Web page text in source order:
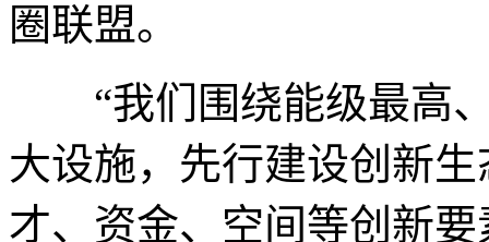
圈联盟。
“我们围绕能级最高、
大设施，先行建设创新
才、资金、空间等创新